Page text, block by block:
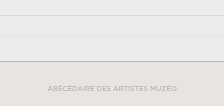
ABÉCÉDAIRE DES ARTISTES MUZÉO